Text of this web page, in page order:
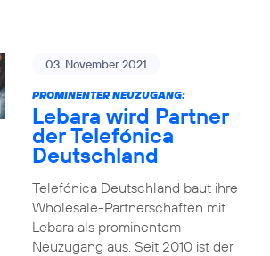
03. November 2021
PROMINENTER NEUZUGANG:
Lebara wird Partner
der Telefónica
Deutschland
Telefónica Deutschland baut ihre
Wholesale-Partnerschaften mit
Lebara als prominentem
Neuzugang aus. Seit 2010 ist der